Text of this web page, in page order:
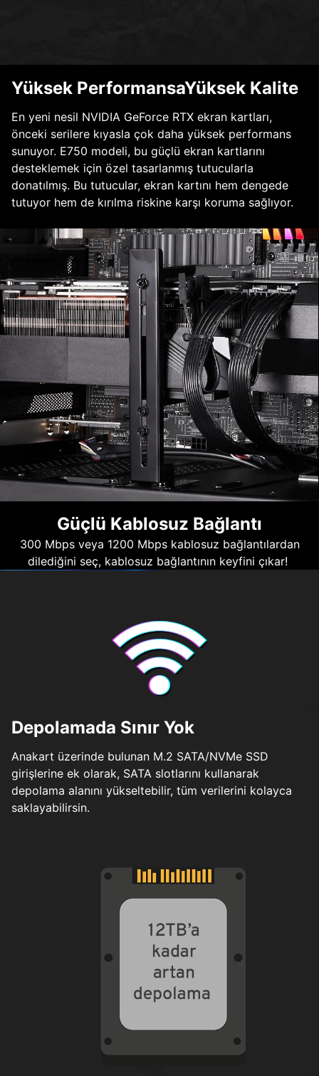
Yüksek PerformansaYüksek Kalite
En yeni nesil NVIDIA GeForce RTX ekran kartları,
önceki serilere kıyasla çok daha yüksek performans
sunuyor. E750 modeli, bu güçlü ekran kartlarını
desteklemek için özel tasarlanmış tutucularla
donatılmış. Bu tutucular, ekran kartını hem dengede
tutuyor hem de kırılma riskine karşı koruma sağlıyor.
Güçlü Kablosuz Bağlantı
300 Mbps veya 1200 Mbps kablosuz bağlantılardan
dilediğini seç, kablosuz bağlantının keyfini çıkar!
Depolamada Sınır Yok
Anakart üzerinde bulunan M.2 SATA/NVMe SSD
girişlerine ek olarak, SATA slotlarını kullanarak
depolama alanını yükseltebilir, tüm verilerini kolayca
saklayabilirsin.